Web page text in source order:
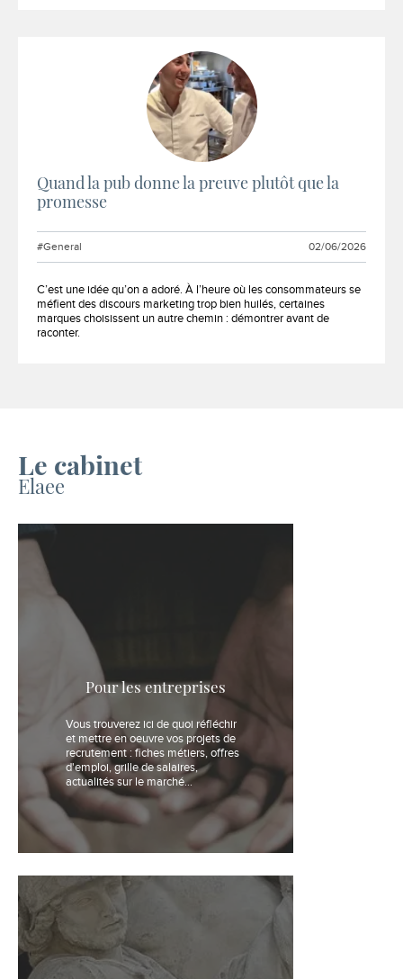
Quand la pub donne la preuve plutôt que la
promesse
#General 02/06/2026
Extrait :
C’est une idée qu’on a adoré. À l’heure où les consommateurs se
méfient des discours marketing trop bien huilés, certaines
marques choisissent un autre chemin : démontrer avant de
raconter.
Le cabinet
Elaee
Pour les entreprises
Vous trouverez ici de quoi réfléchir
et mettre en oeuvre vos projets de
recrutement : fiches métiers, offres
d'emploi, grille de salaires,
actualités sur le marché...